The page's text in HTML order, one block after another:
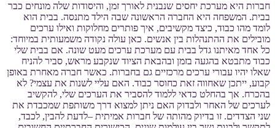
חברות היא מערכת יחסים שנבנית לאורך זמן, והיסודות שלה מונחים כבר
בבית. המשפחה היא החברה הראשונה שבה הילד מתנסה. בבית הוא
לומד מהו כבוד, כיצד מקשיבים, איך פותרים מחלוקות ואילו ערכים
מובילים את ההתנהלות בין אנשים. כאן עולה נקודה משמעותית במיוחד:
כל אחד מאיתנו גדל בבית עם מערכת ערכים מעט שונה. אם בבית שלי
כבוד מתבטא בהגעה בזמן ובהבאת הציוד שנקבע מראש, סביר להניח
שאלו יהיו עבורי ערכים מרכזיים גם בחברות. כאשר חברה מאחרת באופן
קבוע, ייתכן שאחווה זאת כחוסר כבוד. האם עליי לשנות את עצמי? לא
בהכרח. אך בהחלט כדאי ללמוד להסביר את הערכים שלי, להקשיב
לערכים של האחר ולבדוק האם ניתן למצוא דרך משותפת שמכבדת את
שני הצדדים. זו בדיוק מהותה של חברות אמיתית –לדעת להבין, לכבד,